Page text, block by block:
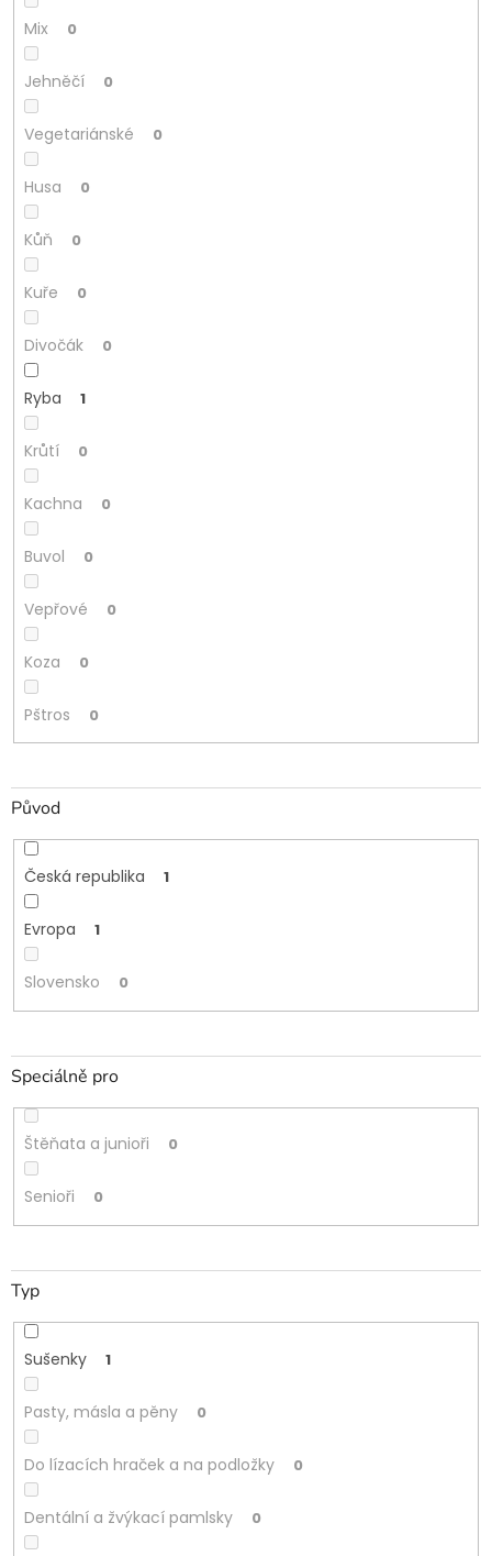
Mix 0
Jehněčí 0
Vegetariánské 0
Husa 0
Kůň 0
Kuře 0
Divočák 0
Ryba 1
Krůtí 0
Kachna 0
Buvol 0
Vepřové 0
Koza 0
Pštros 0
Původ
Česká republika 1
Evropa 1
Slovensko 0
Speciálně pro
Štěňata a junioři 0
Senioři 0
Typ
Sušenky 1
Pasty, másla a pěny 0
Do lízacích hraček a na podložky 0
Dentální a žvýkací pamlsky 0